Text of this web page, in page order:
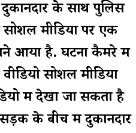
के साथ पुलिस
सोशल मीडिया पर एक
आया है. घटना कैमरे में
सोशल मीडिया
में देखा जा सकता है
के बीच में दुकानदार